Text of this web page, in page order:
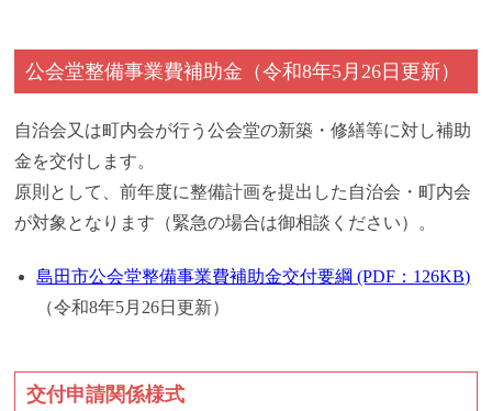
公会堂整備事業費補助金 （令和8年5月26日更新）
自治会又は町内会が行う公会堂の新築・修繕等に対し補助
金を交付します。
原則として、前年度に整備計画を提出した自治会・町内会
が対象となります（緊急の場合は御相談ください）。
島田市公会堂整備事業費補助金交付要綱 (PDF：126KB)
（令和8年5月26日更新）
交付申請関係様式